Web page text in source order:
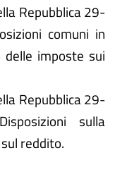
Repubblica 29-
comuni in
imposte sui
Repubblica 29-
sulla
reddito.